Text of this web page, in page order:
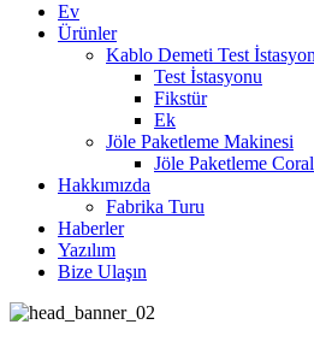
Ev
Ürünler
Kablo Demeti Test
Test İstasyonu
Fikstür
Ek
Jöle Paketleme Makinesi
Jöle Paketleme
Hakkımızda
Fabrika Turu
Haberler
Yazılım
Bize Ulaşın